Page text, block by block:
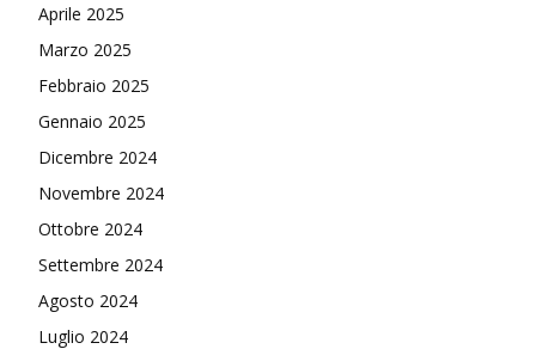
Aprile 2025
Marzo 2025
Febbraio 2025
Gennaio 2025
Dicembre 2024
Novembre 2024
Ottobre 2024
Settembre 2024
Agosto 2024
Luglio 2024